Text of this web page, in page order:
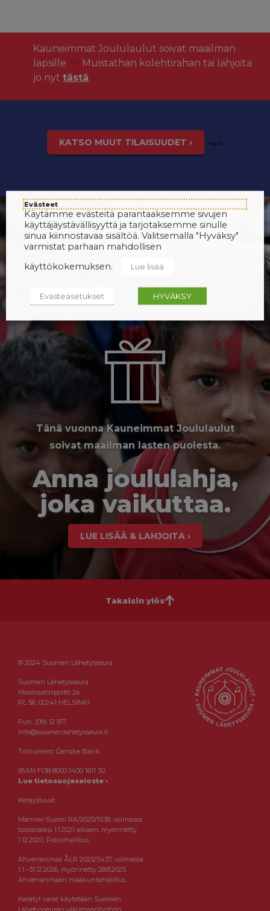
Kauneimmat Joululaulut soivat maailman
lapsille
Muistathan kolehtirahan tai lahjoita
jo nyt tästä.
KATSO MUUT TILAISUUDET › inspis
Tänä vuonna Kauneimmat Joululaulut
soivat maailman lasten puolesta.
Anna joululahja,
joka vaikuttaa.
LUE LISÄÄ & LAHJOITA ›
Takaisin ylös
© 2024 Suomen Lähetysseura
Suomen Lähetysseura
Maistraatinportti 2a
PL 56, 00241 HELSINKI
Puh. (09) 12 971
info@suomenlahetysseura.fi
Tilinumero: Danske Bank
IBAN FI38 8000 1400 1611 30
Lue tietosuojaseloste ›
Keräysluvat:
Manner-Suomi RA/2020/1538, voimassa
toistaiseksi 1.1.2021 alkaen, myönnetty
1.12.2020, Poliisihallitus.
Ahvenanmaa ÅLR 2025/5437, voimassa
1.1.–31.12.2026, myönnetty 28.8.2025
Ahvenanmaan maakuntahallitus.
Kerätyt varat käytetään Suomen
Lähetysseuran ulkomaantyöhön.
Evästeet
Käytämme evästeitä parantaaksemme sivujen
käyttäjäystävällisyyttä ja tarjotaksemme sinulle
sinua kiinnostavaa sisältöä. Valitsemalla "Hyväksy"
varmistat parhaan mahdollisen
käyttökokemuksen.
Lue lisää
Evästeasetukset HYVÄKSY